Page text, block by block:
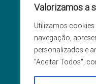
Valorizamos a
Utilizamos
navegação,
personalizados e
"Aceitar Todos",